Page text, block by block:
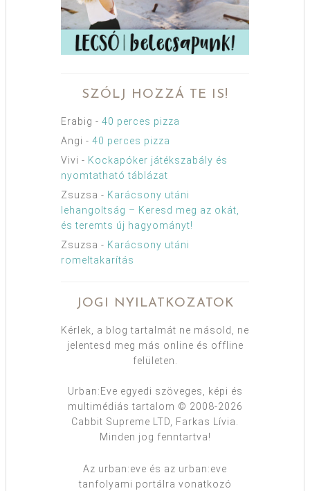
SZÓLJ HOZZÁ TE IS!
Erabig - 40 perces pizza
Angi - 40 perces pizza
Vivi - Kockapóker játékszabály és
nyomtatható táblázat
Zsuzsa - Karácsony utáni
lehangoltság – Keresd meg az okát,
és teremts új hagyományt!
Zsuzsa - Karácsony utáni
romeltakarítás
JOGI NYILATKOZATOK
Kérlek, a blog tartalmát ne másold, ne
jelentesd meg más online és offline
felületen.
Urban:Eve egyedi szöveges, képi és
multimédiás tartalom © 2008-2026
Cabbit Supreme LTD, Farkas Lívia.
Minden jog fenntartva!
Az urban:eve és az urban:eve
tanfolyami portálra vonatkozó